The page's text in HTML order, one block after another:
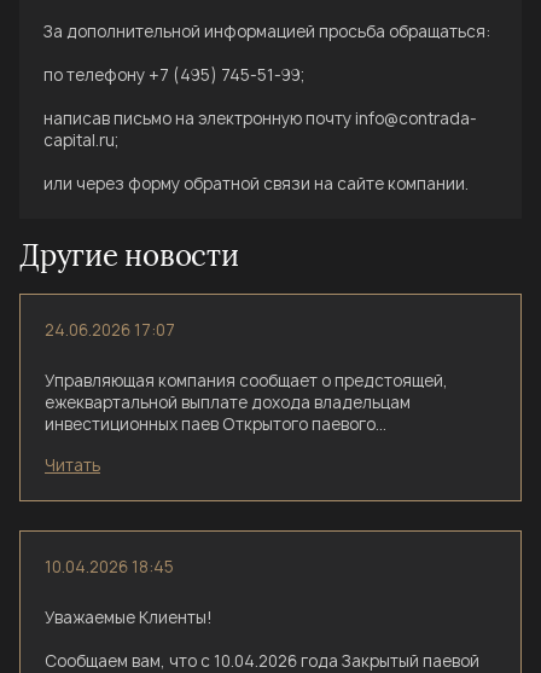
За дополнительной информацией просьба обращаться:
по телефону +7 (495) 745-51-99;
написав письмо на электронную почту info@contrada-
capital.ru;
или через форму обратной связи на сайте компании.
Другие новости
24.06.2026 17:07
Управляющая компания сообщает о предстоящей,
ежеквартальной выплате дохода владельцам
инвестиционных паев Открытого паевого
инструментов «Сила Дохода».
Читать
10.04.2026 18:45
Уважаемые Клиенты!
Сообщаем вам, что с 10.04.2026 года Закрытый паевой